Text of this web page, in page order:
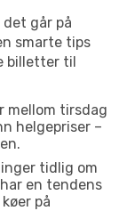
går på
smarte tips
billetter til
mellom tirsdag
helgepriser –
tidlig om
en tendens
på